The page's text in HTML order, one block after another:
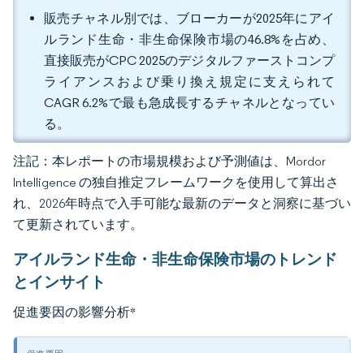
販売チャネル別では、ブローカーが2025年にアイ
ルランド生命・非生命保険市場の46.8%を占め、
直接販売がCPC 2025のデジタルファーストコンプ
ライアンスおよび乗り換え規定に支えられて
CAGR 6.2%で最も急成長するチャネルとなってい
る。
注記：本レポートの市場規模および予測値は、Mordor
Intelligence の独自推定フレームワークを使用して算出さ
れ、2026年時点で入手可能な最新のデータと洞察に基づい
て更新されています。
アイルランド生命・非生命保険市場のトレンド
とインサイト
促進要因の影響分析*